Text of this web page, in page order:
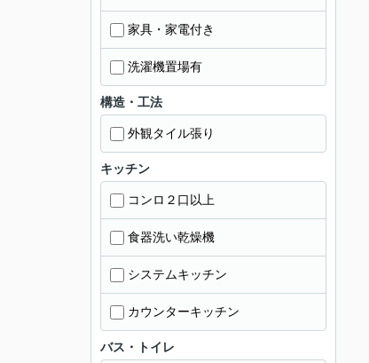
家具・家電付き
洗濯機置場有
構造・工法
外観タイル張り
キッチン
コンロ２口以上
食器洗い乾燥機
システムキッチン
カウンターキッチン
バス・トイレ